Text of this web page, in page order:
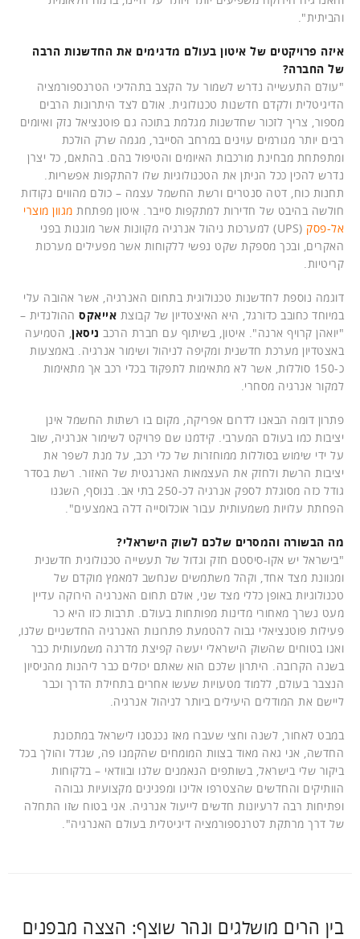
והביתית".
איזה פרויקטים של איטון בעולם מדגימים את החדשנות הרבה
של החברה?
"עולם התעשייה נדרש לשמור על הקצב בתהליכי הטרנספורמציה
הדיגיטלית ולקדם חדשנות טכנולוגית. אולם לצד היתרונות הרבים
מספור, צריך לזכור שחדשנות מגלמת בתוכה גם פוטנציאל נזק ואיומים
רבים יותר מגורמים עוינים במרחב הסייבר, מגמה שרק הולכת
ומתפתחת מבחינת מורכבות האיומים והטיפול בהם. בהתאם, כל יצרן
נדרש להכין ככל הניתן את הטכנולוגיות שלו להתקפות אפשריות.
תחנות כוח, דטה סנטרים ורשת החשמל עצמה – כולם מהווים נקודות
חולשה בהיבט של חדירות למתקפות סייבר. איטון מפתחת מגוון מוצרי
אל-פסק
(UPS) למערכות ניהול אנרגיה מקוונות אשר מוגנות בפני
האקרים, ובכך מספקת שקט נפשי ללקוחות אשר מפעילים מערכות
קריטיות.
דוגמה נוספת לחדשנות טכנולוגית בתחום האנרגיה, אשר אהובה עלי
במיוחד כחובב כדורגל, היא האיצטדיון של קבוצת אייאקס ההולנדית –
"יואהן קרויף ארנה". איטון, בשיתוף עם חברת הרכב ניסאן , הטמיעה
באצטדיון מערכת חדשנית ומקיפה לניהול ושימור אנרגיה. באמצעות
כ-150 סוללות, אשר לא מתאימות לתפקוד בכלי רכב אך מתאימות
למקור אנרגיה מסחרי.
פתרון דומה הבאנו לדרום אפריקה, מקום בו רשתות החשמל אינן
יציבות כמו בעולם המערבי. קידמנו שם פרויקט לשימור אנרגיה, שוב
על ידי שימוש בסוללות ממוחזרות של כלי רכב, על מנת לשפר את
יציבות הרשת ולחזק את העצמאות האנרגטית של האזור. רשת בסדר
גודל כזה מסוגלת לספק אנרגיה לכ-250 בתי אב. בנוסף, השגנו
הפחתת עלויות משמעותית עבור אוכלוסייה דלה באמצעים".
מה הבשורה והמסרים שלכם לשוק הישראלי?
"בישראל יש אקו-סיסטם חזק וגדול של תעשייה טכנולוגית חדשנית
ומגוונת מצד אחד, וקהל משתמשים שנחשב למאמץ מוקדם של
טכנולוגיות באופן כללי מצד שני, אולם תחום האנרגיה הירוקה עדיין
מעט נשרך מאחורי מדינות מפותחות בעולם. תרבות כזו היא כר
פעילות פוטנציאלי גבוה להטמעת פתרונות האנרגיה החדשניים שלנו,
ואנו בטוחים שהשוק הישראלי יעשה קפיצת מדרגה משמעותית כבר
בשנה הקרובה. היתרון שלכם הוא שאתם יכולים כבר ליהנות מהניסיון
הנצבר בעולם, ללמוד מטעויות שעשו אחרים בתחילת הדרך וכבר
ליישם את המודלים היעילים ביותר לניהול אנרגיה.
במבט לאחור, לשנה וחצי שעברו מאז נכנסנו לישראל במתכונת
החדשה, אני גאה מאוד בצוות המומחים שהקמנו פה, שגדל והולך בכל
ביקור שלי בישראל, בשותפים הנאמנים שלנו ובוודאי – בלקוחות
הוותיקים והחדשים שהצטרפו אלינו ומפגינים מקצועיות גבוהה
ופתיחות רבה לרעיונות חדשים לייעול אנרגיה. אני בטוח שזו התחלה
של דרך מרתקת לטרנספורמציה דיגיטלית בעולם האנרגיה".
בין הרים מושלגים ונהר שוצף: הצצה מבפנים